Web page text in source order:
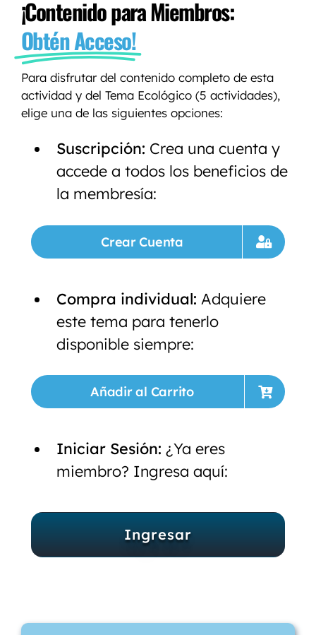
¡Contenido para Miembros:
Obtén Acceso!
Para disfrutar del contenido completo de esta
actividad y del Tema Ecológico (5 actividades),
elige una de las siguientes opciones:
Suscripción: Crea una cuenta y
accede a todos los beneficios de
la membresía:
Crear Cuenta
Compra individual: Adquiere
este tema para tenerlo
disponible siempre:
Añadir al Carrito
Iniciar Sesión: ¿Ya eres
miembro? Ingresa aquí:
Ingresar